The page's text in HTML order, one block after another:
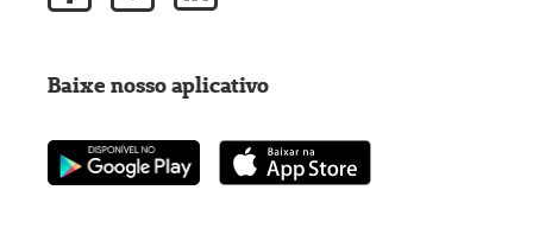
Baixe nosso aplicativo